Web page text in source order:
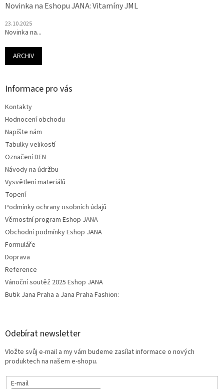
Novinka na Eshopu JANA: Vitamíny JML
23.10.2025
Novinka na...
ARCHIV
Informace pro vás
Kontakty
Hodnocení obchodu
Napište nám
Tabulky velikostí
Označení DEN
Návody na údržbu
Vysvětlení materiálů
Topení
Podmínky ochrany osobních údajů
Věrnostní program Eshop JANA
Obchodní podmínky Eshop JANA
Formuláře
Doprava
Reference
Vánoční soutěž 2025 Eshop JANA
Butik Jana Praha a Jana Praha Fashion:
Odebírat newsletter
Vložte svůj e-mail a my vám budeme zasílat informace o nových
produktech na našem e-shopu.
E-mail